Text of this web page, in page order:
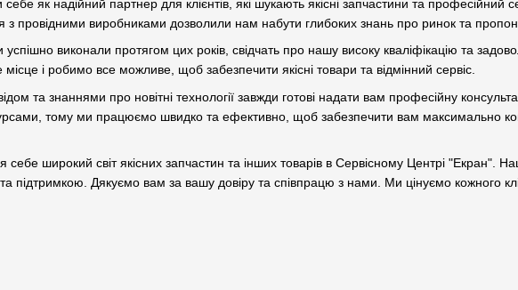
як надійний партнер для клієнтів, які шукають якісні запчастини та професійний
з провідними виробниками дозволили нам набути глибоких знань про ринок та
виконали протягом цих років, свідчать про нашу високу кваліфікацію та
і робимо все можливе, щоб забезпечити якісні товари та відмінний сервіс.
та знаннями про новітні технології завжди готові надати вам професійну
тому ми працюємо швидко та ефективно, щоб забезпечити вам максимально
широкий світ якісних запчастин та інших товарів в Сервісному Центрі "Екран".
підтримкою. Дякуємо вам за вашу довіру та співпрацю з нами. Ми цінуємо кожного